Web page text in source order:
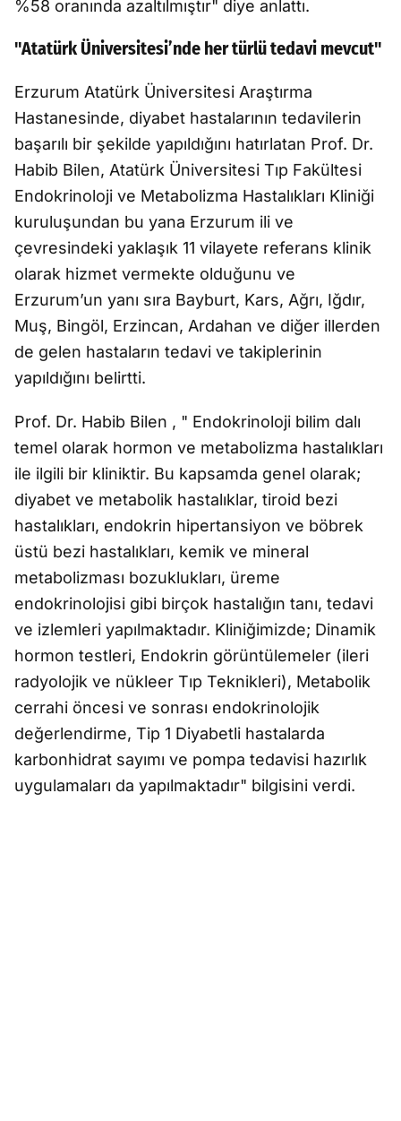
%58 oranında azaltılmıştır" diye anlattı.
"Atatürk Üniversitesi’nde her türlü tedavi mevcut"
Erzurum Atatürk Üniversitesi Araştırma
Hastanesinde, diyabet hastalarının tedavilerin
başarılı bir şekilde yapıldığını hatırlatan Prof. Dr.
Habib Bilen, Atatürk Üniversitesi Tıp Fakültesi
Endokrinoloji ve Metabolizma Hastalıkları Kliniği
kuruluşundan bu yana Erzurum ili ve
çevresindeki yaklaşık 11 vilayete referans klinik
olarak hizmet vermekte olduğunu ve
Erzurum’un yanı sıra Bayburt, Kars, Ağrı, Iğdır,
Muş, Bingöl, Erzincan, Ardahan ve diğer illerden
de gelen hastaların tedavi ve takiplerinin
yapıldığını belirtti.
Prof. Dr. Habib Bilen , " Endokrinoloji bilim dalı
temel olarak hormon ve metabolizma hastalıkları
ile ilgili bir kliniktir. Bu kapsamda genel olarak;
diyabet ve metabolik hastalıklar, tiroid bezi
hastalıkları, endokrin hipertansiyon ve böbrek
üstü bezi hastalıkları, kemik ve mineral
metabolizması bozuklukları, üreme
endokrinolojisi gibi birçok hastalığın tanı, tedavi
ve izlemleri yapılmaktadır. Kliniğimizde; Dinamik
hormon testleri, Endokrin görüntülemeler (ileri
radyolojik ve nükleer Tıp Teknikleri), Metabolik
cerrahi öncesi ve sonrası endokrinolojik
değerlendirme, Tip 1 Diyabetli hastalarda
karbonhidrat sayımı ve pompa tedavisi hazırlık
uygulamaları da yapılmaktadır" bilgisini verdi.